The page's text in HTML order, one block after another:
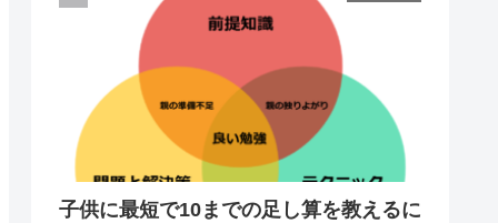
子供に最短で10までの足し算を教えるに